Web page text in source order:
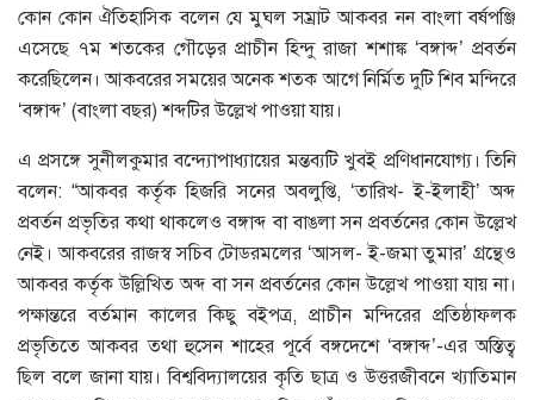
কোন কোন ঐতিহাসিক বলেন যে মুঘল সম্রাট আকবর নন বাংলা বর্ষপঞ্জি
এসেছে ৭ম শতকের গৌড়ের প্রাচীন হিন্দু রাজা শশাঙ্ক ‘বঙ্গাব্দ’ প্রবর্তন
করেছিলেন। আকবরের সময়ের অনেক শতক আগে নির্মিত দুটি শিব মন্দিরে
‘বঙ্গাব্দ’ (বাংলা বছর) শব্দটির উল্লেখ পাওয়া যায়।
এ প্রসঙ্গে সুনীলকুমার বন্দ্যোপাধ্যায়ের মন্তব্যটি খুবই প্রণিধানযোগ্য। তিনি
বলেন: “আকবর কর্তৃক হিজরি সনের অবলুপ্তি, ‘তারিখ- ই-ইলাহী’ অব্দ
প্রবর্তন প্রভৃতির কথা থাকলেও বঙ্গাব্দ বা বাঙলা সন প্রবর্তনের কোন উল্লেখ
নেই। আকবরের রাজস্ব সচিব টোডরমলের ‘আসল- ই-জমা তুমার’ গ্রন্থেও
আকবর কর্তৃক উল্লিখিত অব্দ বা সন প্রবর্তনের কোন উল্লেখ পাওয়া যায় না।
পক্ষান্তরে বর্তমান কালের কিছু বইপত্র, প্রাচীন মন্দিরের প্রতিষ্ঠাফলক
প্রভৃতিতে আকবর তথা হুসেন শাহের পূর্বে বঙ্গদেশে ‘বঙ্গাব্দ’-এর অস্তিত্ব
ছিল বলে জানা যায়। বিশ্ববিদ্যালয়ের কৃতি ছাত্র ও উত্তরজীবনে খ্যাতিমান